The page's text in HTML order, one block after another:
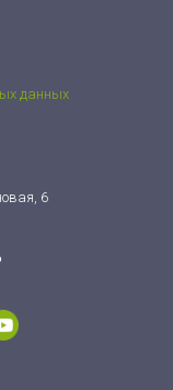
данных
6